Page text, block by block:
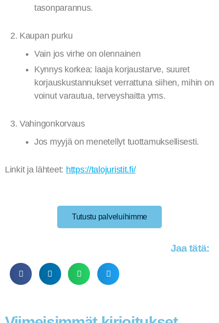
tasonparannus.
Kaupan purku
Vain jos virhe on olennainen
Kynnys korkea: laaja korjaustarve, suuret
korjauskustannukset verrattuna siihen, mihin on
voinut varautua, terveyshaitta yms.
Vahingonkorvaus
Jos myyjä on menetellyt tuottamuksellisesti.
Linkit ja lähteet: https://talojuristit.fi/
Tutustu palveluihimme
Jaa tätä: